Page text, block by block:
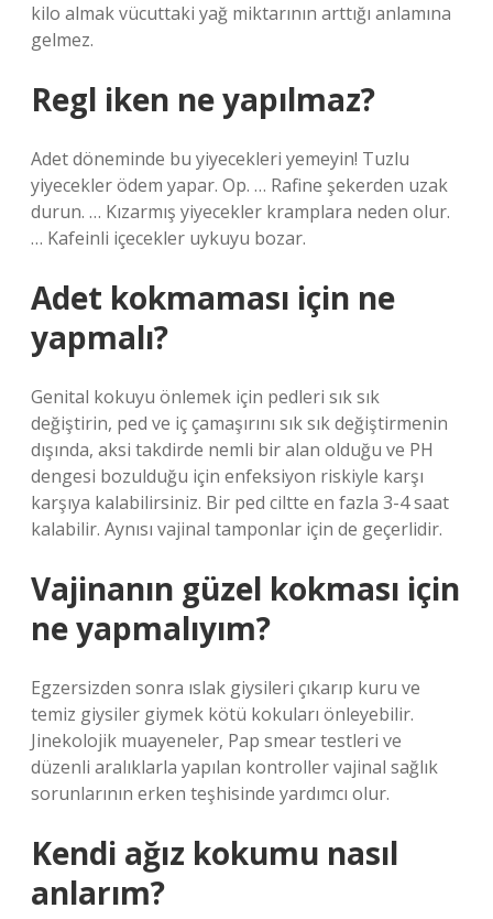
kilo almak vücuttaki yağ miktarının arttığı anlamına
gelmez.
Regl iken ne yapılmaz?
Adet döneminde bu yiyecekleri yemeyin! Tuzlu
yiyecekler ödem yapar. Op. … Rafine şekerden uzak
durun. … Kızarmış yiyecekler kramplara neden olur.
… Kafeinli içecekler uykuyu bozar.
Adet kokmaması için ne
yapmalı?
Genital kokuyu önlemek için pedleri sık sık
değiştirin, ped ve iç çamaşırını sık sık değiştirmenin
dışında, aksi takdirde nemli bir alan olduğu ve PH
dengesi bozulduğu için enfeksiyon riskiyle karşı
karşıya kalabilirsiniz. Bir ped ciltte en fazla 3-4 saat
kalabilir. Aynısı vajinal tamponlar için de geçerlidir.
Vajinanın güzel kokması için
ne yapmalıyım?
Egzersizden sonra ıslak giysileri çıkarıp kuru ve
temiz giysiler giymek kötü kokuları önleyebilir.
Jinekolojik muayeneler, Pap smear testleri ve
düzenli aralıklarla yapılan kontroller vajinal sağlık
sorunlarının erken teşhisinde yardımcı olur.
Kendi ağız kokumu nasıl
anlarım?